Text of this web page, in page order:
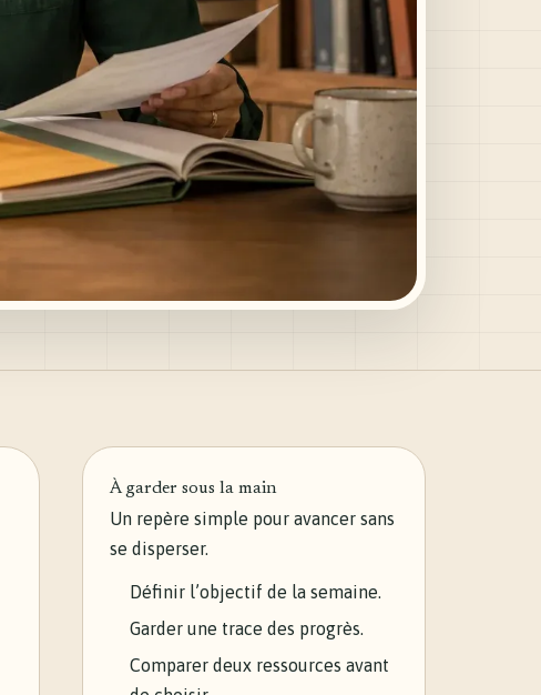
À garder sous la main
Un repère simple pour avancer sans
se disperser.
Définir l’objectif de la semaine.
Garder une trace des progrès.
Comparer deux ressources avant